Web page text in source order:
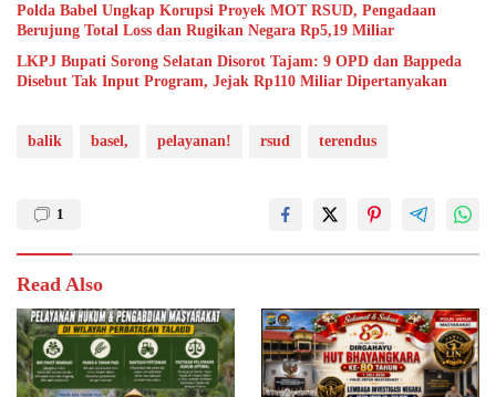
Polda Babel Ungkap Korupsi Proyek MOT RSUD, Pengadaan
Berujung Total Loss dan Rugikan Negara Rp5,19 Miliar
LKPJ Bupati Sorong Selatan Disorot Tajam: 9 OPD dan Bappeda
Disebut Tak Input Program, Jejak Rp110 Miliar Dipertanyakan
balik basel, pelayanan! rsud terendus
1
Read Also